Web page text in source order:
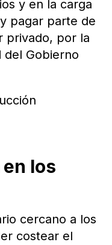
y en la carga
pagar parte de
privado, por la
del Gobierno
los
cercano a los
costear el